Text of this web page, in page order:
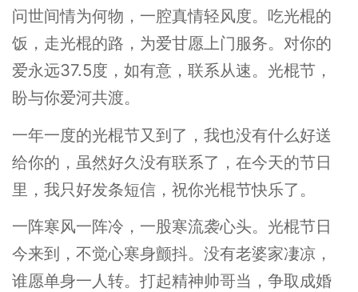
问世间情为何物，一腔真情轻风度。吃光棍的
饭，走光棍的路，为爱甘愿上门服务。对你的
爱永远37.5度，如有意，联系从速。光棍节，
盼与你爱河共渡。
一年一度的光棍节又到了，我也没有什么好送
给你的，虽然好久没有联系了，在今天的节日
里，我只好发条短信，祝你光棍节快乐了。
一阵寒风一阵冷，一股寒流袭心头。光棍节日
今来到，不觉心寒身颤抖。没有老婆家凄凉，
谁愿单身一人转。打起精神帅哥当，争取成婚